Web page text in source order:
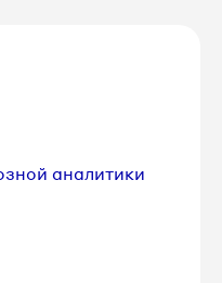
аналитики